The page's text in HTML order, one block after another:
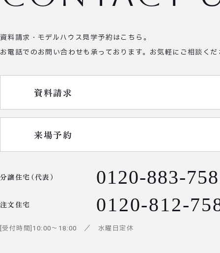
資料請求・モデルハウス見学予約はこちら。
お電話でのお問い合わせも承っております。 お気軽にご相談くだ
資料請求
来場予約
分譲住宅（代表） 0120-883-758
注文住宅 0120-812-
受付時間 10:00 ～ 18:00 ／ 水曜日定休